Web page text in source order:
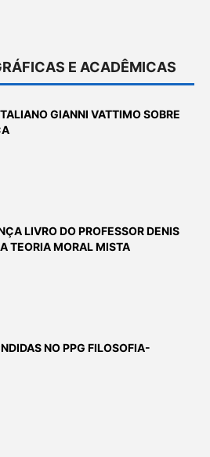
E ACADÊMICAS
GIANNI VATTIMO SOBRE
LIVRO DO PROFESSOR DENIS
TEORIA MORAL MISTA
NO PPG FILOSOFIA-